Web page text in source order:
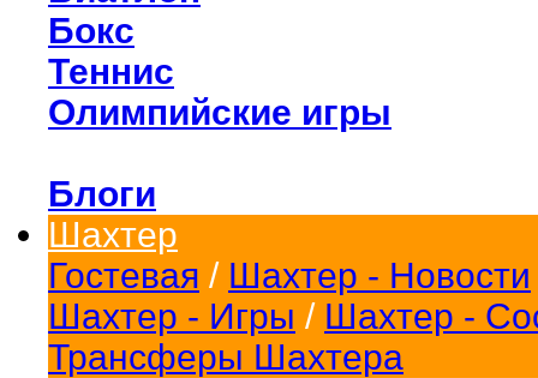
Бокс
Теннис
Олимпийские игры
Блоги
Шахтер
Гостевая / Шахтер - Новости
Шахтер - Игры / Шахтер -
Трансферы Шахтера